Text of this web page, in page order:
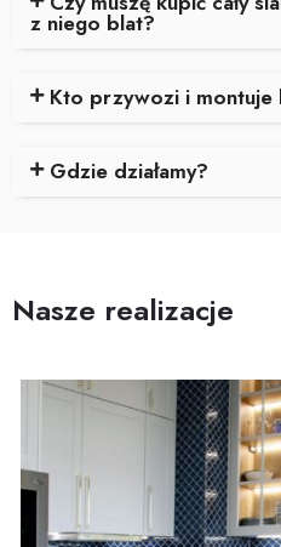
z niego blat?
Kto przywozi i montuje
Gdzie działamy?
Nasze realizacje